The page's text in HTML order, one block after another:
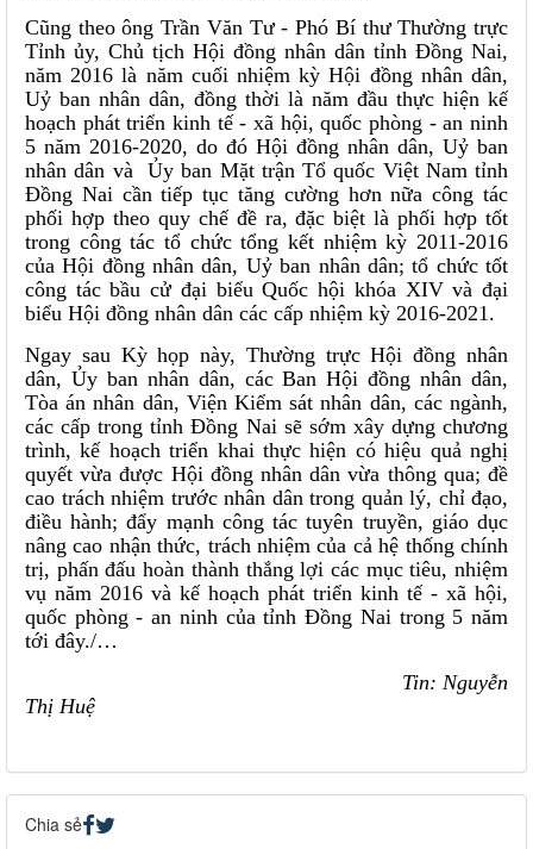
Cũng theo ông Trần Văn Tư - Phó Bí thư Thường trực
Tỉnh ủy, Chủ tịch Hội đồng nhân dân tỉnh Đồng Nai,
năm 2016 là năm cuối nhiệm kỳ Hội đồng nhân dân,
Uỷ ban nhân dân, đồng thời là năm đầu thực hiện kế
hoạch phát triển kinh tế - xã hội, quốc phòng - an ninh
5 năm 2016-2020, do đó Hội đồng nhân dân, Uỷ ban
nhân dân và Ủy ban Mặt trận Tổ quốc Việt Nam tỉnh
Đồng Nai cần tiếp tục tăng cường hơn nữa công tác
phối hợp theo quy chế đề ra, đặc biệt là phối hợp tốt
trong công tác tổ chức tổng kết nhiệm kỳ 2011-2016
của Hội đồng nhân dân, Uỷ ban nhân dân; tổ chức tốt
công tác bầu cử đại biểu Quốc hội khóa XIV và đại
biểu Hội đồng nhân dân các cấp nhiệm kỳ 2016-2021.
Ngay sau Kỳ họp này, Thường trực Hội đồng nhân
dân, Ủy ban nhân dân, các Ban Hội đồng nhân dân,
Tòa án nhân dân, Viện Kiểm sát nhân dân, các ngành,
các cấp trong tỉnh Đồng Nai sẽ sớm xây dựng chương
trình, kế hoạch triển khai thực hiện có hiệu quả nghị
quyết vừa được Hội đồng nhân dân vừa thông qua; đề
cao trách nhiệm trước nhân dân trong quản lý, chỉ đạo,
điều hành; đẩy mạnh công tác tuyên truyền, giáo dục
nâng cao nhận thức, trách nhiệm của cả hệ thống chính
trị, phấn đấu hoàn thành thắng lợi các mục tiêu, nhiệm
vụ năm 2016 và kế hoạch phát triển kinh tế - xã hội,
quốc phòng - an ninh của tỉnh Đồng Nai trong 5 năm
tới đây./…
Tin: Nguyễn
Thị Huệ
Chia sẻ